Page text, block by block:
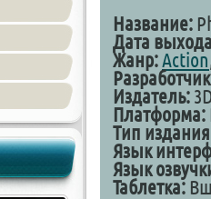
Название:
Дата
Жанр:Action
Издатель:
Платформа:
Тип
Язык
Язык
Таблетка: